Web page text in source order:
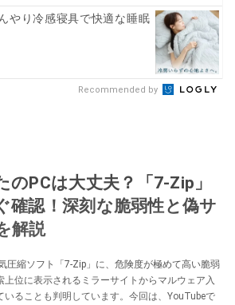
やり冷感寝具で快適な睡眠
Recommended by
のPCは大丈夫？「7-Zip」
確認！深刻な脆弱性と偽サ
解説
圧縮ソフト「7-Zip」に、危険度が極めて高い脆弱
位に表示されるミラーサイトからマルウェア入
いることも判明しています。今回は、YouTubeで